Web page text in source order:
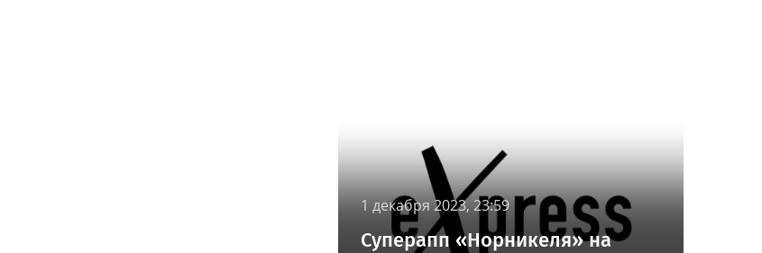
1 декабря 2023, 23:59
Суперапп «Норникеля» на